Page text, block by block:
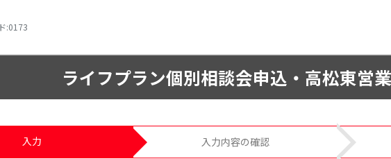
:0173
ライフプラン個別相談会申込・高松東営
入力 入力内容の確認